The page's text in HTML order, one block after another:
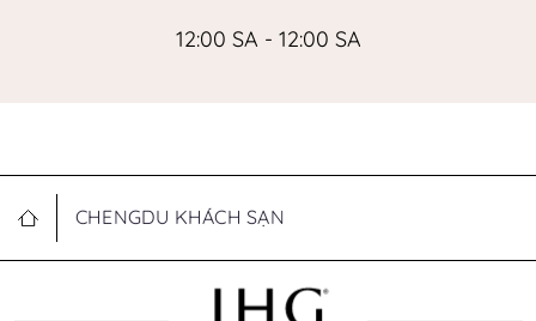
12:00 SA - 12:00 SA
CHENGDU KHÁCH SẠN